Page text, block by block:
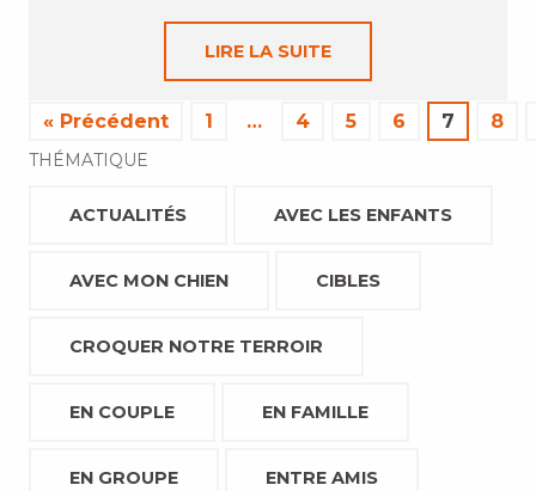
LIRE LA SUITE
« Précédent 1 … 4 5 6 7 8
THÉMATIQUE
ACTUALITÉS AVEC LES ENFANTS
AVEC MON CHIEN CIBLES
CROQUER NOTRE TERROIR
EN COUPLE EN FAMILLE
EN GROUPE ENTRE AMIS